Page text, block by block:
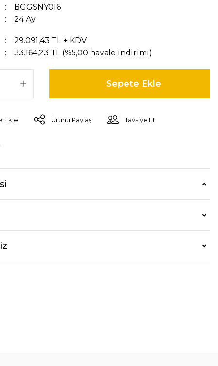
BGGSNY016
24 Ay
29.091,43 TL + KDV
33.164,23 TL (%5,00 havale indirimi)
Sepete Ekle
Ürünü Paylaş Tavsiye Et